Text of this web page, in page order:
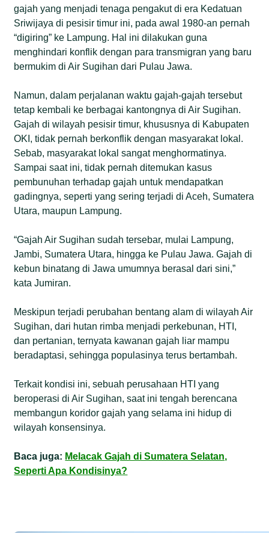
gajah yang menjadi tenaga pengakut di era Kedatuan
Sriwijaya di pesisir timur ini, pada awal 1980-an pernah
“digiring” ke Lampung. Hal ini dilakukan guna
menghindari konflik dengan para transmigran yang baru
bermukim di Air Sugihan dari Pulau Jawa.
Namun, dalam perjalanan waktu gajah-gajah tersebut
tetap kembali ke berbagai kantongnya di Air Sugihan.
Gajah di wilayah pesisir timur, khususnya di Kabupaten
OKI, tidak pernah berkonflik dengan masyarakat lokal.
Sebab, masyarakat lokal sangat menghormatinya.
Sampai saat ini, tidak pernah ditemukan kasus
pembunuhan terhadap gajah untuk mendapatkan
gadingnya, seperti yang sering terjadi di Aceh, Sumatera
Utara, maupun Lampung.
“Gajah Air Sugihan sudah tersebar, mulai Lampung,
Jambi, Sumatera Utara, hingga ke Pulau Jawa. Gajah di
kebun binatang di Jawa umumnya berasal dari sini,”
kata Jumiran.
Meskipun terjadi perubahan bentang alam di wilayah Air
Sugihan, dari hutan rimba menjadi perkebunan, HTI,
dan pertanian, ternyata kawanan gajah liar mampu
beradaptasi, sehingga populasinya terus bertambah.
Terkait kondisi ini, sebuah perusahaan HTI yang
beroperasi di Air Sugihan, saat ini tengah berencana
membangun koridor gajah yang selama ini hidup di
wilayah konsensinya.
Baca juga: Melacak Gajah di Sumatera Selatan,
Seperti Apa Kondisinya?